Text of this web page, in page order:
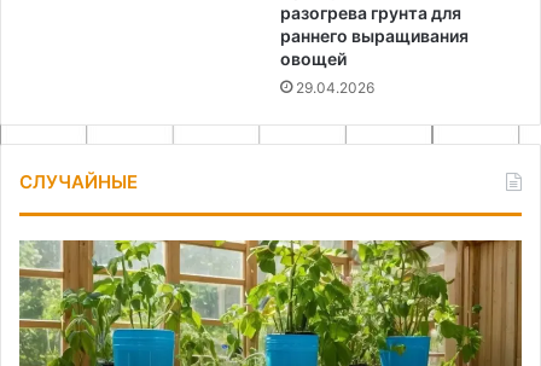
разогрева грунта для
раннего выращивания
овощей
29.04.2026
СЛУЧАЙНЫЕ
Эффективность
капельного
полива
для
развития